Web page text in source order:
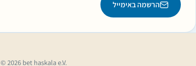
הרשמה באימייל
© 2026 bet haskala e.V.